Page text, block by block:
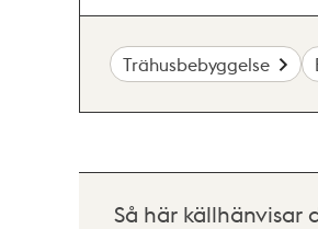
Trähusbebyggelse
Så här